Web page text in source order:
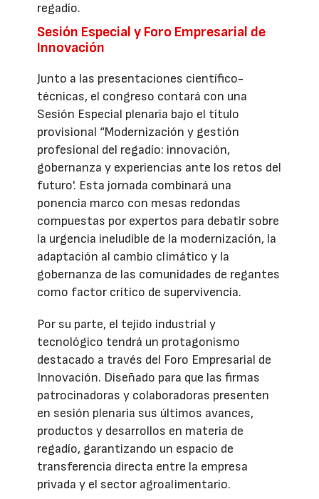
regadío.
Sesión Especial y Foro Empresarial de
Innovación
Junto a las presentaciones científico-
técnicas, el congreso contará con una
Sesión Especial plenaria bajo el título
provisional “Modernización y gestión
profesional del regadío: innovación,
gobernanza y experiencias ante los retos del
futuro'. Esta jornada combinará una
ponencia marco con mesas redondas
compuestas por expertos para debatir sobre
la urgencia ineludible de la modernización, la
adaptación al cambio climático y la
gobernanza de las comunidades de regantes
como factor crítico de supervivencia.
Por su parte, el tejido industrial y
tecnológico tendrá un protagonismo
destacado a través del Foro Empresarial de
Innovación. Diseñado para que las firmas
patrocinadoras y colaboradoras presenten
en sesión plenaria sus últimos avances,
productos y desarrollos en materia de
regadío, garantizando un espacio de
transferencia directa entre la empresa
privada y el sector agroalimentario.